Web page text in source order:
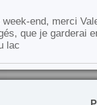
end, merci
que je garderai
lac